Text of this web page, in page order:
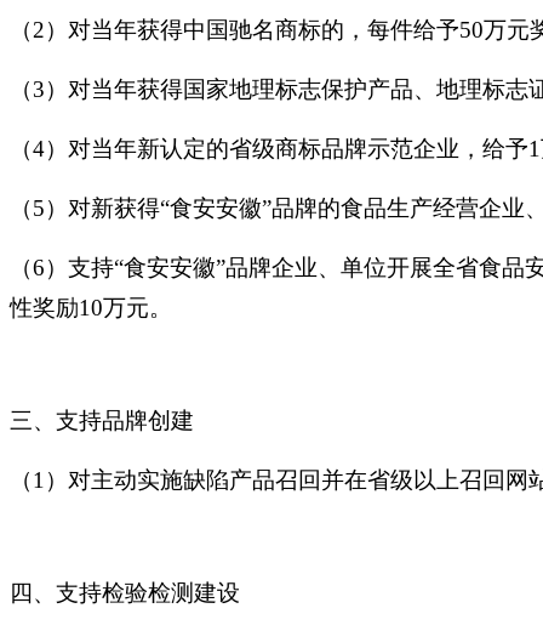
（2）对当年获得中国驰名商标的，每件给予50万元
（3）对当年获得国家地理标志保护产品、地理标
（4）对当年新认定的省级商标品牌示范企业，给予
（5）对新获得“食安安徽”品牌的食品生产经营企
（6）支持“食安安徽”品牌企业、单位开展全省食
性奖励10万元。
三、支持品牌创建
（1）对主动实施缺陷产品召回并在省级以上召回
四、支持检验检测建设